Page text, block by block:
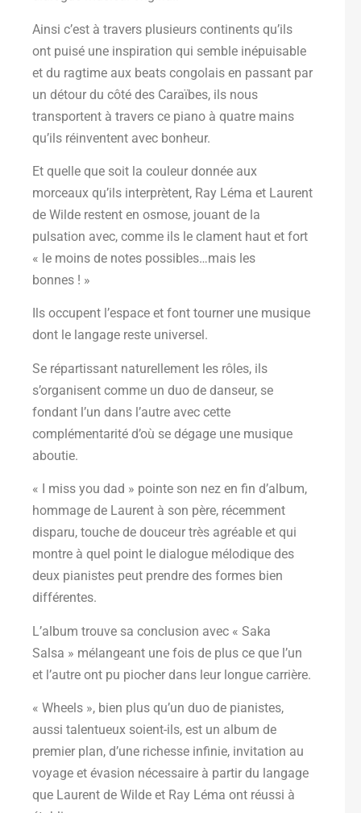
Ainsi c’est à travers plusieurs continents qu’ils
ont puisé une inspiration qui semble inépuisable
et du ragtime aux beats congolais en passant par
un détour du côté des Caraïbes, ils nous
transportent à travers ce piano à quatre mains
qu’ils réinventent avec bonheur.
Et quelle que soit la couleur donnée aux
morceaux qu’ils interprètent, Ray Léma et Laurent
de Wilde restent en osmose, jouant de la
pulsation avec, comme ils le clament haut et fort
« le moins de notes possibles…mais les
bonnes ! »
Ils occupent l’espace et font tourner une musique
dont le langage reste universel.
Se répartissant naturellement les rôles, ils
s’organisent comme un duo de danseur, se
fondant l’un dans l’autre avec cette
complémentarité d’où se dégage une musique
aboutie.
« I miss you dad » pointe son nez en fin d’album,
hommage de Laurent à son père, récemment
disparu, touche de douceur très agréable et qui
montre à quel point le dialogue mélodique des
deux pianistes peut prendre des formes bien
différentes.
L’album trouve sa conclusion avec « Saka
Salsa » mélangeant une fois de plus ce que l’un
et l’autre ont pu piocher dans leur longue carrière.
« Wheels », bien plus qu’un duo de pianistes,
aussi talentueux soient-ils, est un album de
premier plan, d’une richesse infinie, invitation au
voyage et évasion nécessaire à partir du langage
que Laurent de Wilde et Ray Léma ont réussi à